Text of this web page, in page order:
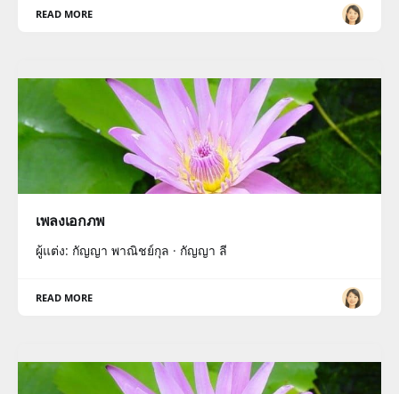
READ MORE
เพลงเอกภพ
ผู้แต่ง: กัญญา พาณิชย์กุล · กัญญา ลี
READ MORE